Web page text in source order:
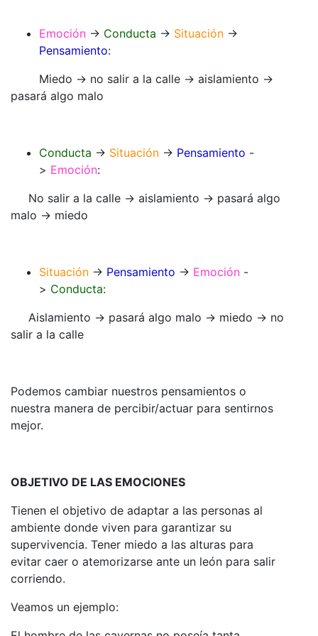
Emoción -> Conducta -> Situación ->
Pensamiento:
Miedo -> no salir a la calle -> aislamiento ->
pasará algo malo
Conducta -> Situación -> Pensamiento -
> Emoción:
No salir a la calle -> aislamiento -> pasará algo
malo -> miedo
Situación -> Pensamiento -> Emoción -
> Conducta:
Aislamiento -> pasará algo malo ->​​​​​​ miedo -> no
salir a la calle
Podemos cambiar nuestros pensamientos o
nuestra manera de percibir/actuar para sentirnos
mejor.
OBJETIVO DE LAS EMOCIONES
Tienen el objetivo de adaptar a las personas al
ambiente donde viven para garantizar su
supervivencia. Tener miedo a las alturas para
evitar caer o atemorizarse ante un león para salir
corriendo.
Veamos un ejemplo: